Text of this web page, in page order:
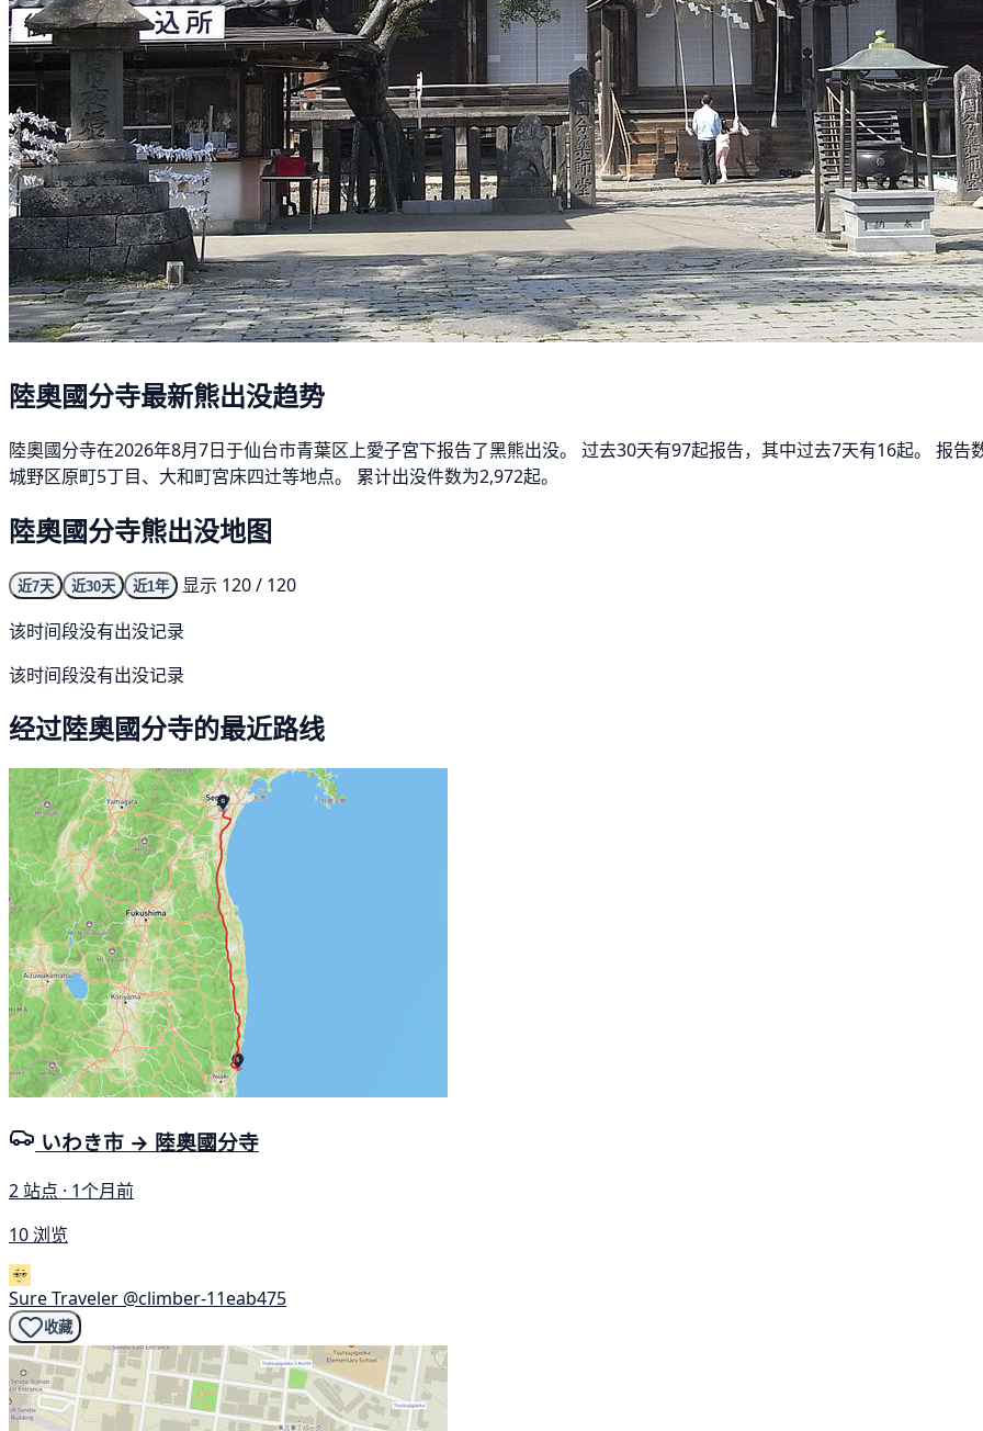
陸奧國分寺最新熊出没趋势
陸奧國分寺在2026年8月7日于仙台市青葉区上愛子宮下报告了黑熊出没。 过去30天有97起报告，其中过去7天有16起。 报
城野区原町5丁目、大和町宮床四辻等地点。 累计出没件数为2,972起。
陸奧國分寺熊出没地图
近7天 近30天 近1年
显示 120 / 120
该时间段没有出没记录
该时间段没有出没记录
经过陸奧國分寺的最近路线
いわき市 → 陸奧國分寺
2 站点 · 1个月前
10 浏览
Sure Traveler @climber-11eab475
收藏